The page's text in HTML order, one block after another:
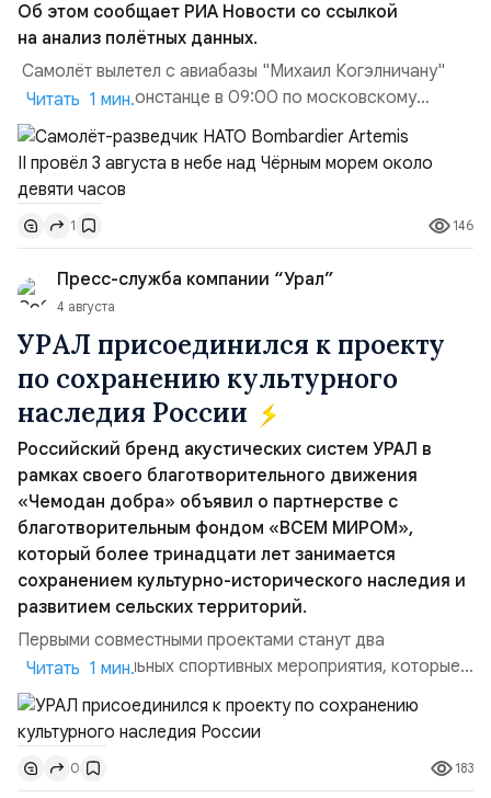
Об этом сообщает РИА Новости со ссылкой
на анализ полётных данных.
Самолёт вылетел с авиабазы "Михаил Когэлничану"
в румынской Констанце в 09:00 по московскому
времени и направился по прямой к турецко-грузинской
границе. На базу самолёт вернулся после 18 часов,
совершив три облёта примерно по одной
траектории.Не исключено, что Artemis II участвовал в
наведени...
Читать 1 мин.
1 146
Пресс-служба компании “Урал”
4 августа
УРАЛ присоединился к проекту
по сохранению культурного
наследия России
Российский бренд акустических систем УРАЛ в
рамках своего благотворительного движения
«Чемодан добра» объявил о партнерстве с
благотворительным фондом «ВСЕМ МИРОМ»,
который более тринадцати лет занимается
сохранением культурно-исторического наследия и
развитием сельских территорий.
Первыми совместными проектами станут два
благотворительных спортивных мероприятия, которые
пройдут в августе в Ивановской области и объединят
жителей региона, волонтеров и участников со всей
страны. Для УРАЛ это продолжение философии
бренда, основанной на развитии российского
Читать 1 мин.
0 183